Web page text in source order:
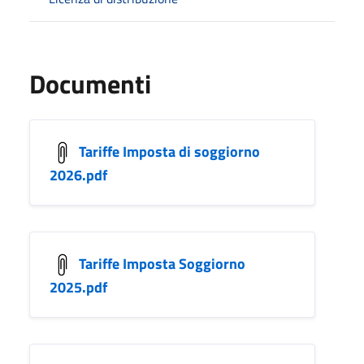
Documenti
Tariffe Imposta di soggiorno
2026.pdf
Tariffe Imposta Soggiorno
2025.pdf